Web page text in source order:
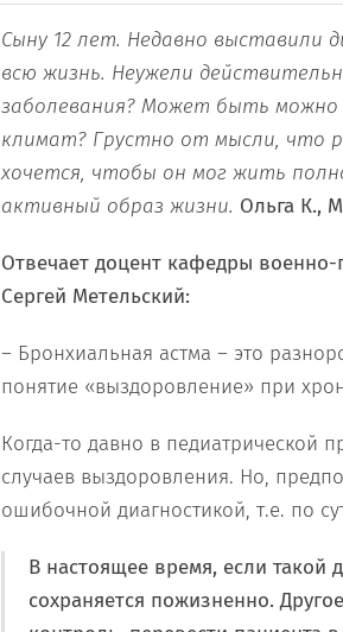
Сыну 12 лет. Недавно выставили
всю жизнь. Неужели
заболевания? Может быть
климат? Грустно от мысли, что
хочется, чтобы он мог жить
активный образ жизни. Ольга К.,
Отвечает доцент кафедры
Сергей Метельский:
– Бронхиальная астма – это
понятие «выздоровление» при
Когда-то давно в педиатрической
случаев выздоровления. Но,
ошибочной диагностикой, т.е. по
В настоящее время, если такой
сохраняется пожизненно.